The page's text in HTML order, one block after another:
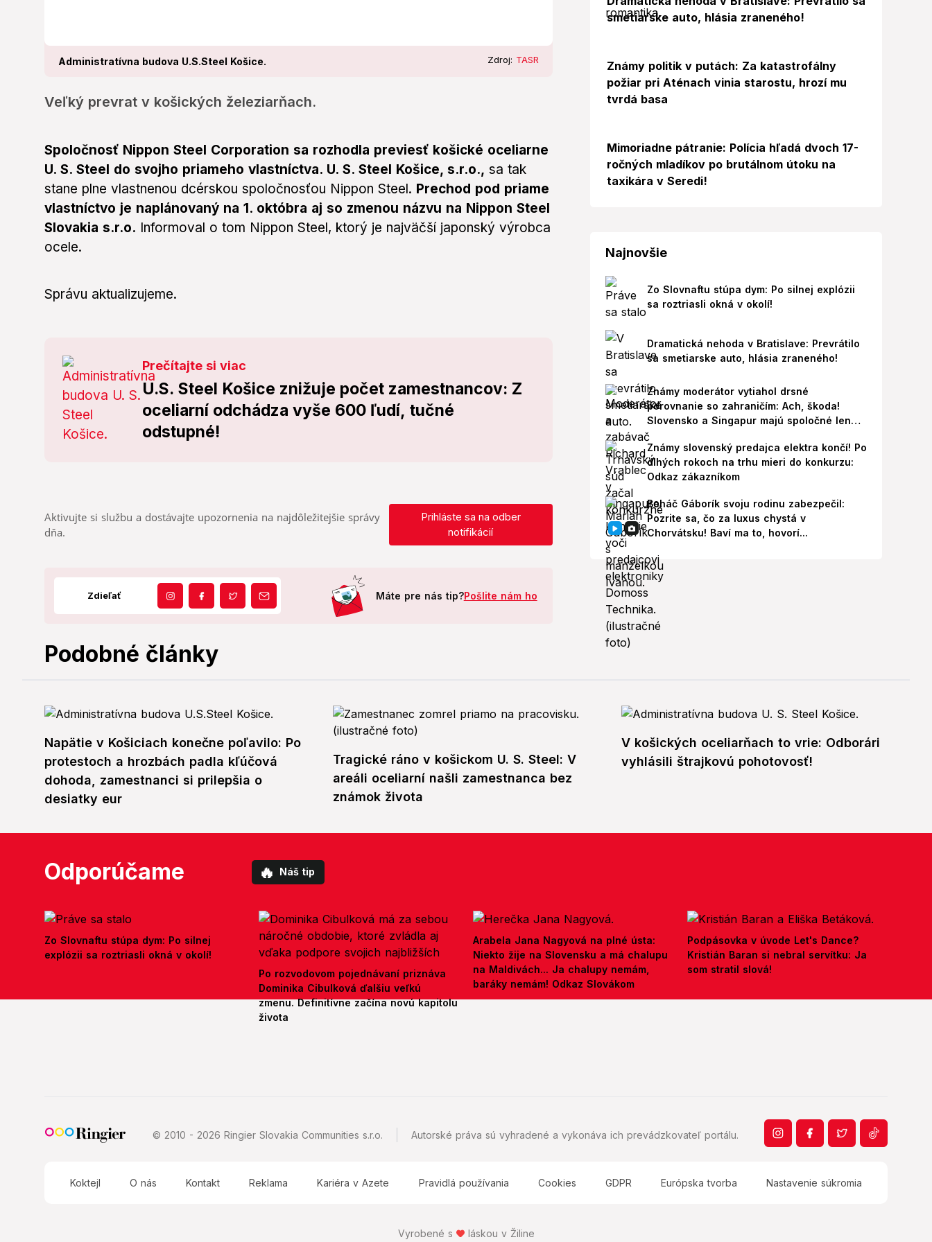
Administratívna budova U.S.Steel Košice. Zdroj: TASR
Veľký prevrat v košických železiarňach.
Spoločnosť Nippon Steel Corporation sa rozhodla previesť košické oceliarne
U. S. Steel do svojho priameho vlastníctva. U. S. Steel Košice, s.r.o., sa tak
stane plne vlastnenou dcérskou spoločnosťou Nippon Steel. Prechod pod priame
vlastníctvo je naplánovaný na 1. októbra aj so zmenou názvu na Nippon Steel
Slovakia s.r.o. Informoval o tom Nippon Steel, ktorý je najväčší japonský výrobca
ocele.
Správu aktualizujeme.
Prečítajte si viac
U.S. Steel Košice znižuje počet zamestnancov: Z
oceliarní odchádza vyše 600 ľudí, tučné
odstupné!
Aktivujte si službu a dostávajte upozornenia na najdôležitejšie správy
dňa.
Prihláste sa na odber
notifikácií
Zdieľať Máte pre nás tip?Pošlite nám ho
smetiarske auto, hlásia zraneného!
Známy politik v putách: Za katastrofálny
požiar pri Aténach vinia starostu, hrozí mu
tvrdá basa
Mimoriadne pátranie: Polícia hľadá dvoch 17-
ročných mladíkov po brutálnom útoku na
taxikára v Seredi!
Najnovšie
Zo Slovnaftu stúpa dym: Po silnej explózii
sa roztriasli okná v okolí!
Dramatická nehoda v Bratislave: Prevrátilo
sa smetiarske auto, hlásia zraneného!
Známy moderátor vytiahol drsné
porovnanie so zahraničím: Ach, škoda!
Slovensko a Singapur majú spoločné len
jedno
Známy slovenský predajca elektra končí! Po
dlhých rokoch na trhu mieri do konkurzu:
Odkaz zákazníkom
Boháč Gáborík svoju rodinu zabezpečil:
Pozrite sa, čo za luxus chystá v
Chorvátsku! Baví ma to, hovorí...
Podobné články
Napätie v Košiciach konečne poľavilo: Po
protestoch a hrozbách padla kľúčová
dohoda, zamestnanci si prilepšia o
desiatky eur
Tragické ráno v košickom U. S. Steel: V
areáli oceliarní našli zamestnanca bez
známok života
V košických oceliarňach to vrie: Odborári
vyhlásili štrajkovú pohotovosť!
Odporúčame 🔥 Náš tip
Zo Slovnaftu stúpa dym: Po silnej
explózii sa roztriasli okná v okolí!
Po rozvodovom pojednávaní priznáva
Dominika Cibulková ďalšiu veľkú
zmenu. Definitívne začína novú kapitolu
života
Arabela Jana Nagyová na plné ústa:
Niekto žije na Slovensku a má chalupu
na Maldivách... Ja chalupy nemám,
baráky nemám! Odkaz Slovákom
Podpásovka v úvode Let's Dance?
Kristián Baran si nebral servítku: Ja
som stratil slová!
© 2010 - 2026 Ringier Slovakia Communities s.r.o. Autorské práva sú vyhradené a vykonáva ich prevádzkovateľ portálu.
Koktejl O nás Kontakt Reklama Kariéra v Azete Pravidlá používania Cookies GDPR Európska tvorba Nastavenie súkromia
Vyrobené s láskou v Žiline